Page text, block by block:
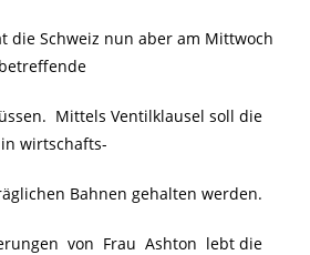
Schweiz nun aber am Mittwoch
Mittels Ventilklausel soll die
wirtschafts-
Bahnen gehalten werden.
von Frau Ashton lebt die